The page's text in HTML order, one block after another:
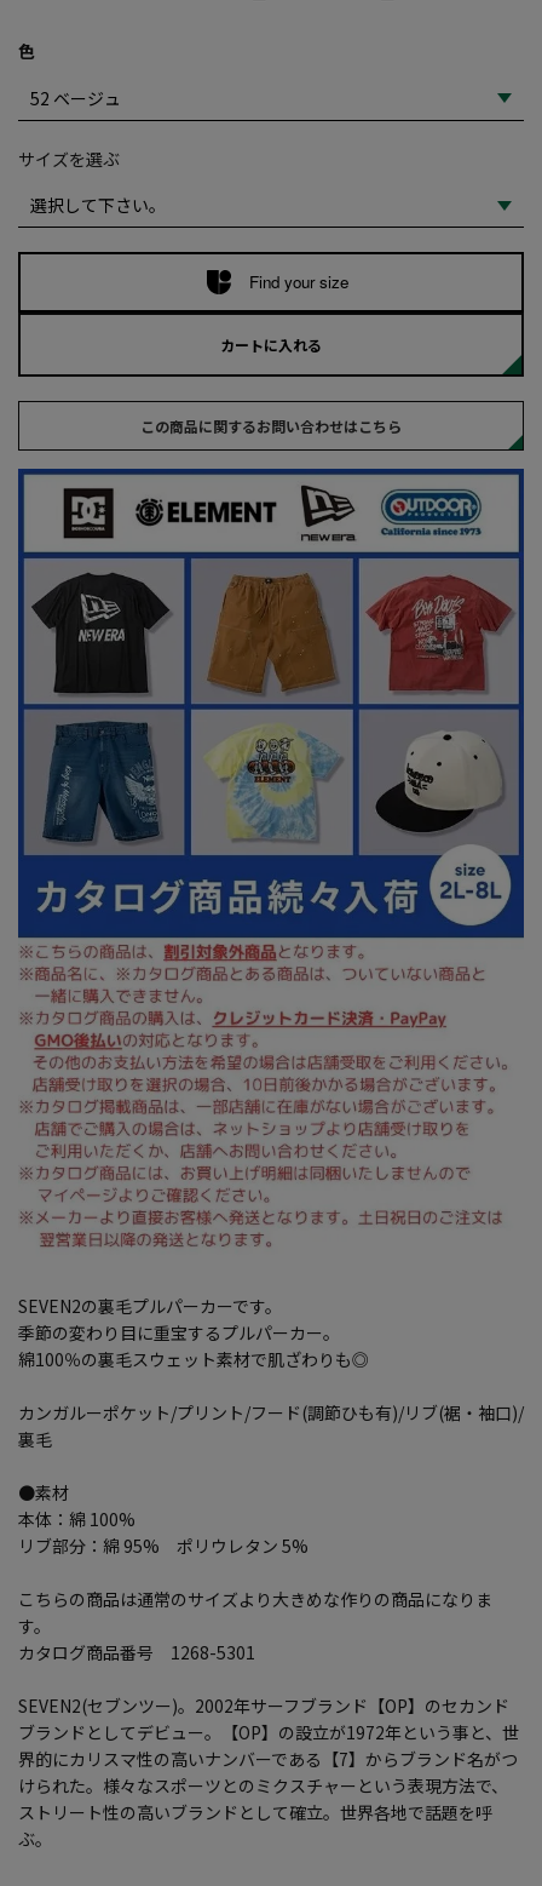
色
サイズを選ぶ
Find your size
カートに入れる
この商品に関するお問い合わせはこちら
SEVEN2の裏毛プルパーカーです。
季節の変わり目に重宝するプルパーカー。
綿100％の裏毛スウェット素材で肌ざわりも◎
カンガルーポケット/プリント/フード(調節ひも有)/リブ(裾・袖口)/
裏毛
●素材
本体：綿 100%
リブ部分：綿 95% ポリウレタン 5%
こちらの商品は通常のサイズより大きめな作りの商品になりま
す。
カタログ商品番号 1268-5301
SEVEN2(セブンツー)。2002年サーフブランド【OP】のセカンド
ブランドとしてデビュー。【OP】の設立が1972年という事と、世
界的にカリスマ性の高いナンバーである【7】からブランド名がつ
けられた。様々なスポーツとのミクスチャーという表現方法で、
ストリート性の高いブランドとして確立。世界各地で話題を呼
ぶ。